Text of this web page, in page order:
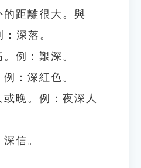
距離很大。與
：深落。
例：艱深。
：深紅色。
晚。例：夜深人
信。